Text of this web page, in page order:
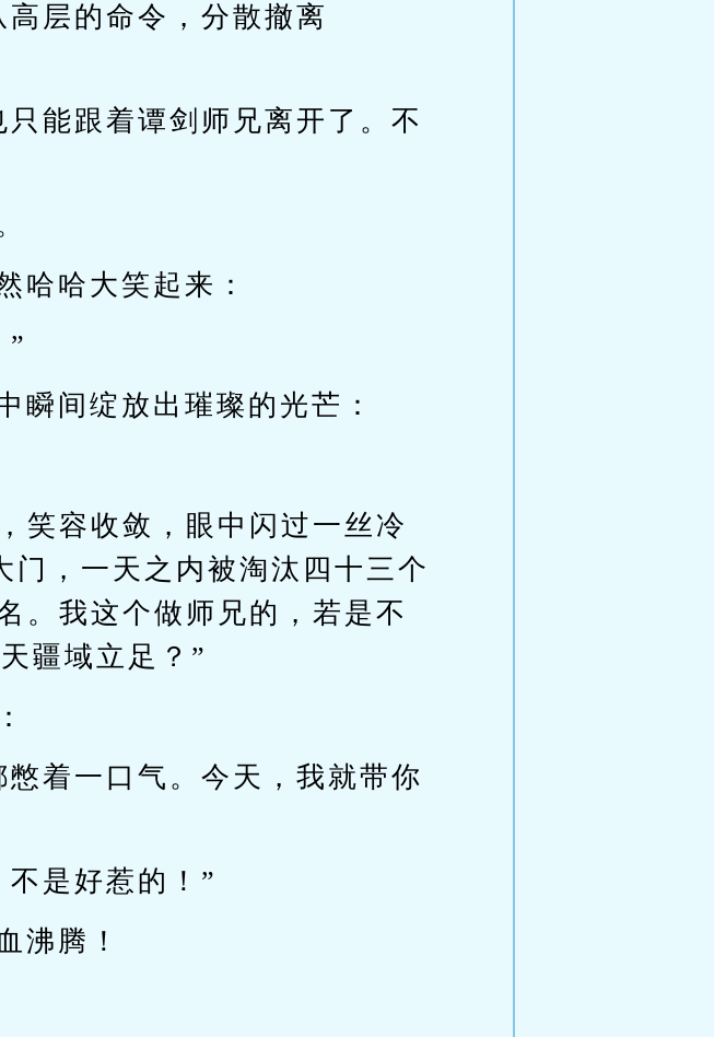
层的命令，分散撤离
能跟着谭剑师兄离开了。不
哈哈大笑起来：
瞬间绽放出璀璨的光芒：
笑容收敛，眼中闪过一丝冷
门，一天之内被淘汰四十三个
。我这个做师兄的，若是不
疆域立足？”
着一口气。今天，我就带你
是好惹的！”
沸腾！